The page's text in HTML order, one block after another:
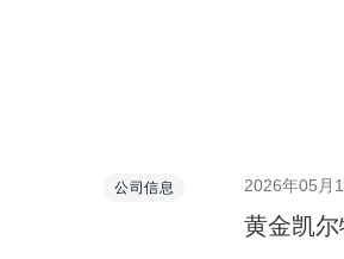
公司信息 2026年05月
黄金凯